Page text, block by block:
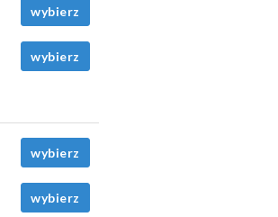
wybierz
wybierz
wybierz
wybierz